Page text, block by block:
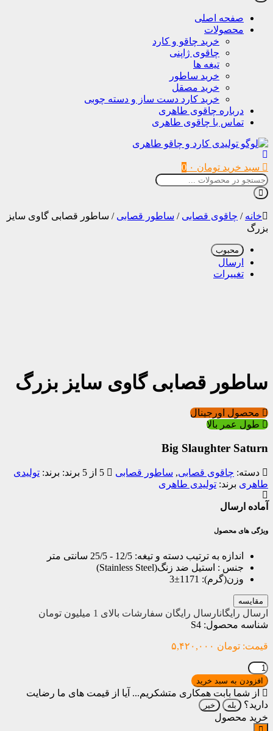
صفحه اصلی
محصولات
خرید چاقو و کارد
چاقوی ژاپنی
تیغه ها
خرید ساطور
خرید مصقل
خرید کارد دست ساز و دسته چوبی
درباره چاقوی طاهری
تماس با چاقوی طاهری
سبد خرید تومان 0
خانه / چاقوی قصابی / ساطور قصابی / ساطور قصابی گاوی سایز
بزرگ
محبوب
ارسال
تغییرات
ساطور قصابی گاوی سایز بزرگ
محصول اورجینال
طول عمر بالا
Big Slaughter Saturn
دسته: چاقوی قصابی, ساطور قصابی 5 از 5 برند: تولیدی
طاهری برند: تولیدی طاهری
آماده ارسال
ویژگی های محصول
اندازه به ترتیب دسته و تیغه:
جنس : استیل ضد زنگ(Stainless Steel)
وزن(گرم):
مقایسه
ارسال رایگانارسال رایگان سفارشات بالای 1 میلیون تومان
شناسه محصول: S4
قیمت: تومان
ساطور
قصابی
گاوی
سایز
بزرگ
عدد
افزودن به سبد خرید
از شما بابت همکاری متشکریم... آیا از قیمت های ما رضایت
دارید؟
بله خیر
خرید محصول